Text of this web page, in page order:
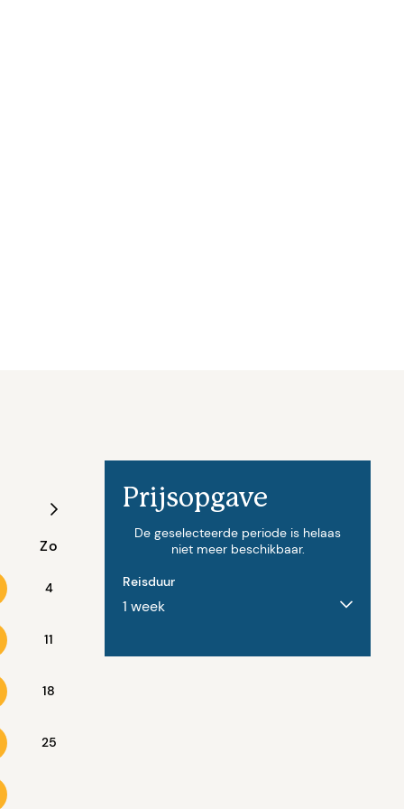
Zo
4
11
18
25
Augustus - 2027
Di Wo Do
Prijsopgave
De geselecteerde periode is helaas
niet meer beschikbaar.
Reisduur